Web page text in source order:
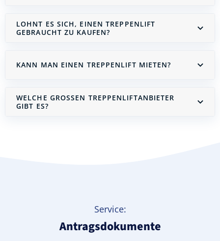
LOHNT ES SICH, EINEN TREPPENLIFT
GEBRAUCHT ZU KAUFEN?
KANN MAN EINEN TREPPENLIFT MIETEN?
WELCHE GROSSEN TREPPENLIFTANBIETER G
IBT ES?
Service:
Antragsdokumente